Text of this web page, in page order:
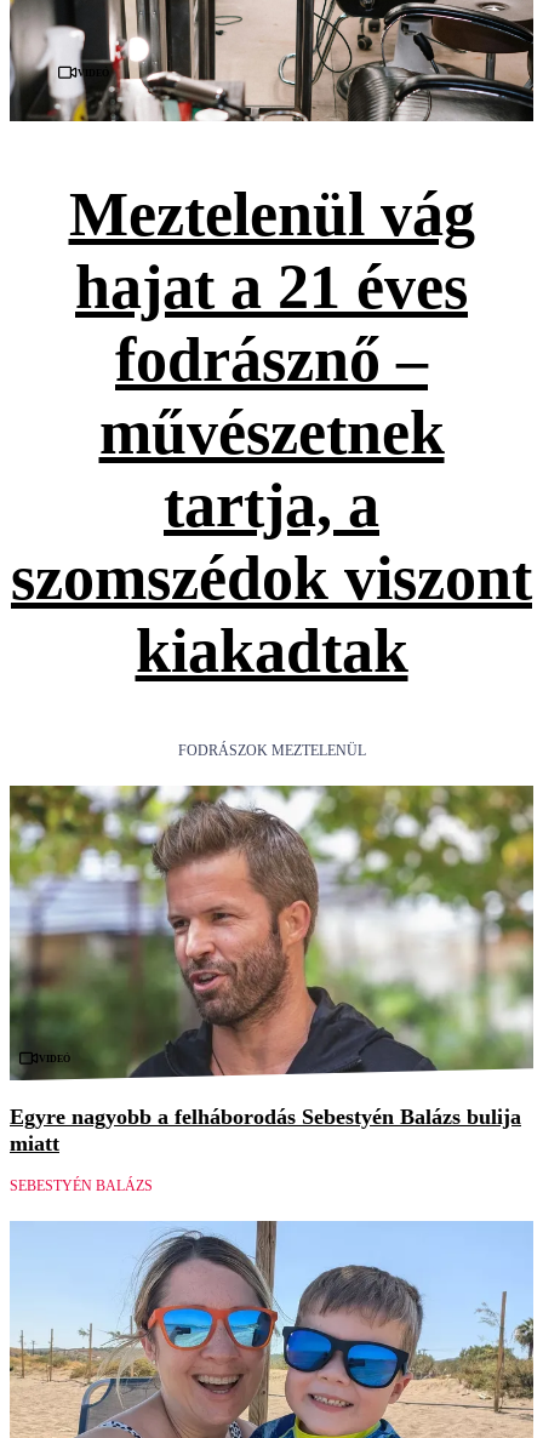
Videó
Meztelenül vág
hajat a 21 éves
fodrásznő –
művészetnek
tartja, a
szomszédok viszont
kiakadtak
FODRÁSZOK MEZTELENÜL
Videó
Egyre nagyobb a felháborodás Sebestyén Balázs bulija
miatt
SEBESTYÉN BALÁZS